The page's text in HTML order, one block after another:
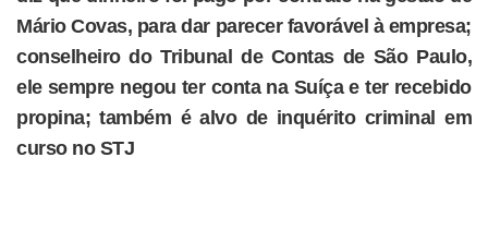
Mário Covas, para dar parecer favorável à empresa;
conselheiro do Tribunal de Contas de São Paulo,
ele sempre negou ter conta na Suíça e ter recebido
propina; também é alvo de inquérito criminal em
curso no STJ